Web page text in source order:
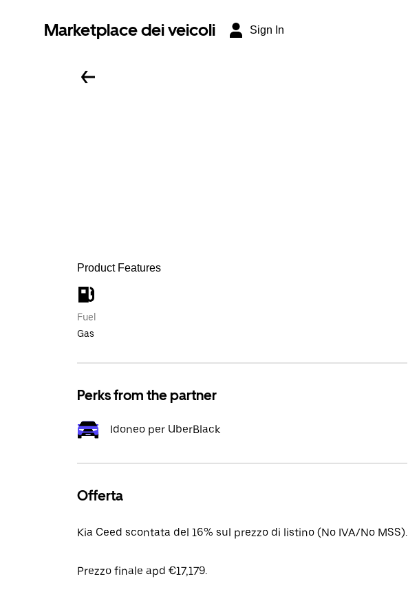
Marketplace dei veicoli Sign In
Product Features
Fuel
Gas
Perks from the partner
Idoneo per UberBlack
Offerta
Kia Ceed scontata del 16% sul prezzo di listino (No IVA/No MSS).
Prezzo finale apd €17,179.